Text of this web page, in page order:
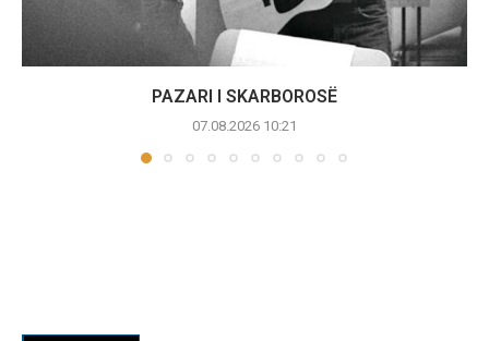
PAZARI I SKARBOROSË
07.08.2026 10:21